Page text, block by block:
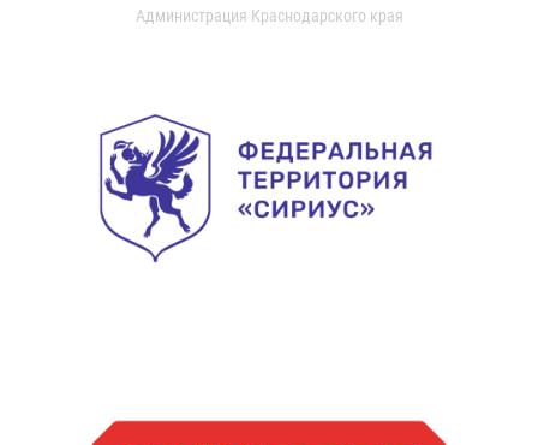
Администрация Краснодарского края